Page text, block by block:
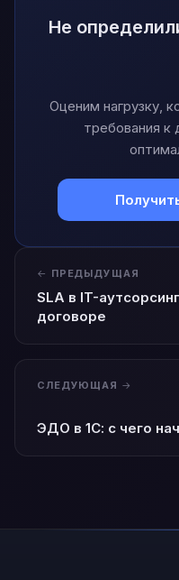
Не
Оценим нагрузку,
требования
ПРЕДЫДУЩАЯ
SLA в IT-
договоре
СЛЕДУЮЩАЯ
ЭДО в 1С: с чего